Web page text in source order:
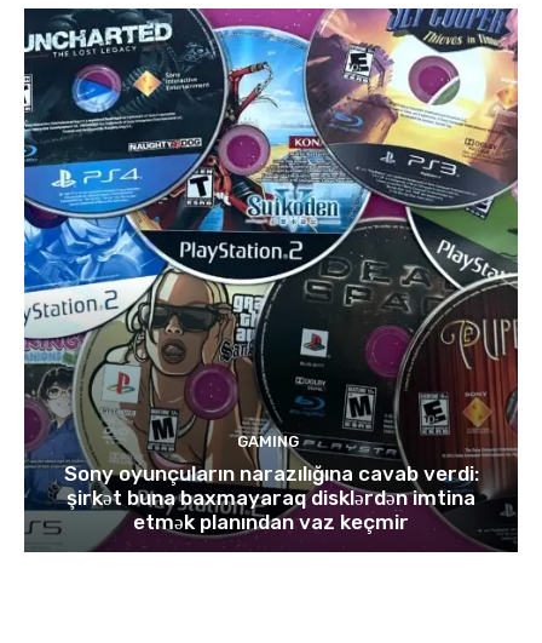
GAMING
Sony oyunçuların narazılığına cavab verdi:
şirkət buna baxmayaraq disklərdən imtina
etmək planından vaz keçmir